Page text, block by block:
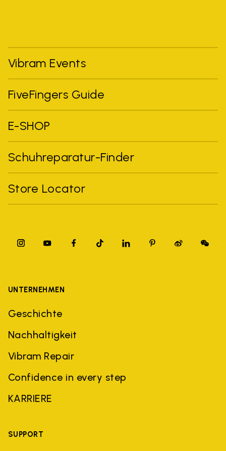
Vibram Events
FiveFingers Guide
E-SHOP
Schuhreparatur-Finder
Store Locator
UNTERNEHMEN
Geschichte
Nachhaltigkeit
Vibram Repair
Confidence in every step
KARRIERE
SUPPORT